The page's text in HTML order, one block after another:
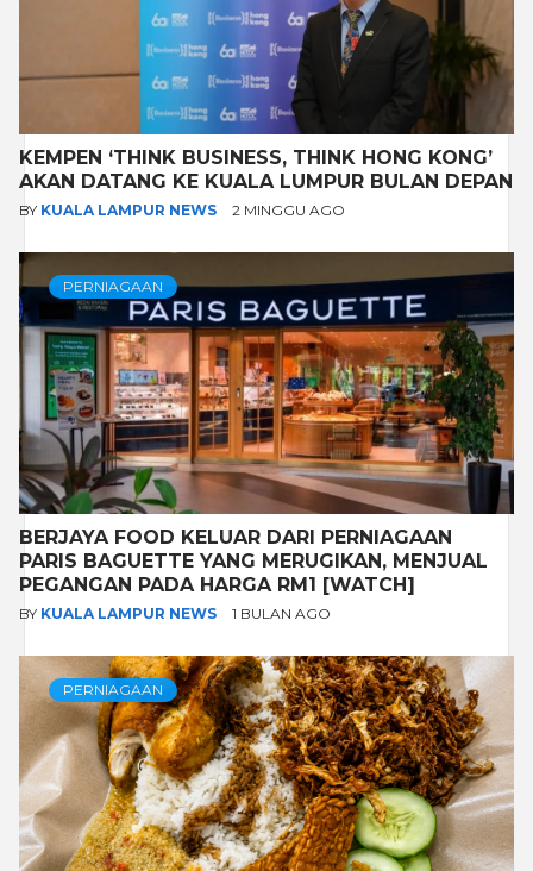
KEMPEN ‘THINK BUSINESS, THINK HONG KONG’
AKAN DATANG KE KUALA LUMPUR BULAN DEPAN
BY KUALA LAMPUR NEWS 2 MINGGU AGO
PERNIAGAAN
BERJAYA FOOD KELUAR DARI PERNIAGAAN
PARIS BAGUETTE YANG MERUGIKAN, MENJUAL
PEGANGAN PADA HARGA RM1 [WATCH]
BY KUALA LAMPUR NEWS 1 BULAN AGO
PERNIAGAAN